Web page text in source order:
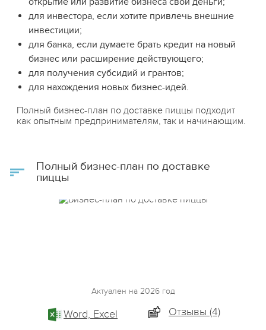
для инвестора, если хотите привлечь внешние
инвестиции;
для банка, если думаете брать кредит на новый
бизнес или расширение действующего;
для получения субсидий и грантов;
для нахождения новых бизнес-идей.
Полный бизнес-план по доставке пиццы подходит
как опытным предпринимателям, так и начинающим.
Полный бизнес-план по доставке
пиццы
Актуален на 2026 год
Word, Excel Отзывы (4)